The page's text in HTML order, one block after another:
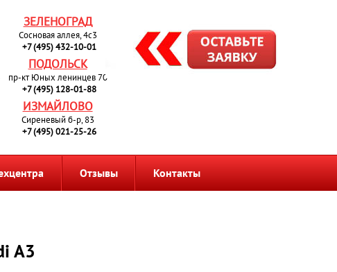
ЗЕЛЕНОГРАД
Сосновая аллея, 4с3
+7 (495) 432-10-01
ПОДОЛЬСК
пр-кт Юных ленинцев 70
+7 (495) 128-01-88
ИЗМАЙЛОВО
Сиреневый б-р, 83
+7 (495) 021-25-26
Отзывы Контакты
A3